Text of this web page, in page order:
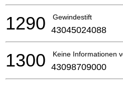
Gewindestift
1290 43045024088
Keine Informationen
1300 43098709000